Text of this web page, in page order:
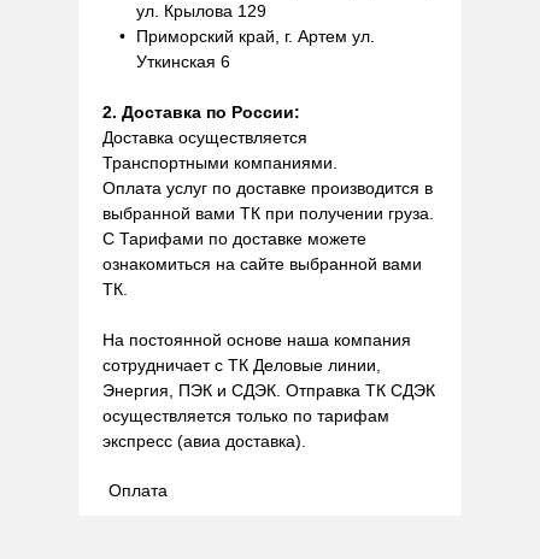
ул. Крылова 129
Приморский край, г. Артем ул.
Уткинская 6
2. Доставка по России:
Доставка осуществляется
Транспортными компаниями.
Оплата услуг по доставке производится в
выбранной вами ТК при получении груза.
С Тарифами по доставке можете
ознакомиться на сайте выбранной вами
ТК.
На постоянной основе наша компания
сотрудничает с ТК Деловые линии,
Энергия, ПЭК и СДЭК. Отправка ТК СДЭК
осуществляется только по тарифам
экспресс (авиа доставка).
Оплата